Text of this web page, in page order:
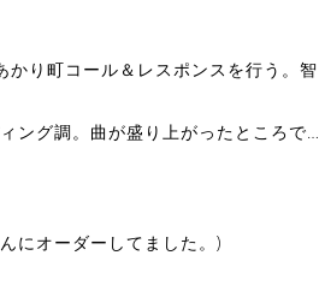
り町コール＆レスポンスを行う。智
ング調。曲が盛り上がったところで…
にオーダーしてました。)